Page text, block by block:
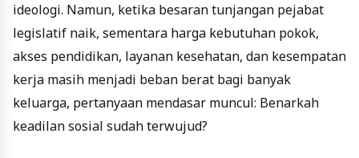
ideologi. Namun, ketika besaran tunjangan pejabat
legislatif naik, sementara harga kebutuhan pokok,
akses pendidikan, layanan kesehatan, dan kesempatan
kerja masih menjadi beban berat bagi banyak
keluarga, pertanyaan mendasar muncul: Benarkah
keadilan sosial sudah terwujud?